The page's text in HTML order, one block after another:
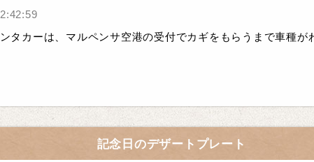
タカーは、マルペンサ空港の受付でカギをもらうまで車種が
記念日のデザートプレート